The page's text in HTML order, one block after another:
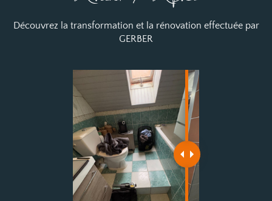
Découvrez la transformation et la rénovation effectuée par
GERBER